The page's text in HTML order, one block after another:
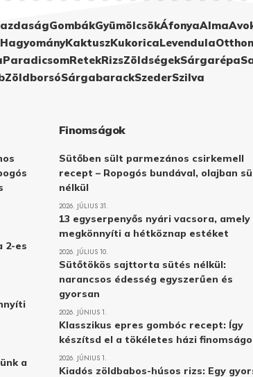
GombákGyümölcsökÁfonyaAlma
HagyományKaktuszKukoricaLevendulaOtthon
ParadicsomRetekRizsZöldségekSárgarépa
ZöldborsóSárgabarackSzederSzilva
2-es
a
Finomságok
Sütőben sült parmezános csirkemell
recept – Ropogós bundával, olajban
nélkül
2026. JÚLIUS 31.
13 egyserpenyős nyári vacsora, amely
megkönnyíti a hétköznap estéket
2026. JÚLIUS 10.
Sütőtökös sajttorta sütés nélkül:
narancsos édesség egyszerűen és
gyorsan
2026. JÚNIUS 1.
Klasszikus epres gombóc recept: Így
készítsd el a tökéletes házi
2026. JÚNIUS 1.
Kiadós zöldbabos-húsos rizs: Egy